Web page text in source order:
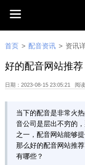
首页 > 配音资讯 > 资讯
好的配音网站推
日期：2023-08-15 23:05:21 阅
当下的配音是非常火
音公司是层出不穷的
之一，配音网站能够
那么好的配音网站推
有哪些？